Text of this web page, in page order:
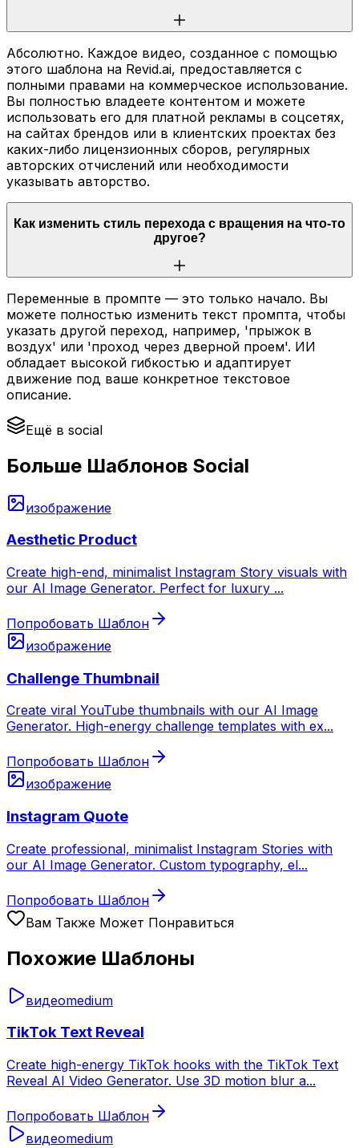
Абсолютно. Каждое видео, созданное с помощью
этого шаблона на Revid.ai, предоставляется с
полными правами на коммерческое использование.
Вы полностью владеете контентом и можете
использовать его для платной рекламы в соцсетях,
на сайтах брендов или в клиентских проектах без
каких-либо лицензионных сборов, регулярных
авторских отчислений или необходимости
указывать авторство.
Как изменить стиль перехода с вращения на что-то
другое?
Переменные в промпте — это только начало. Вы
можете полностью изменить текст промпта, чтобы
указать другой переход, например, 'прыжок в
воздух' или 'проход через дверной проем'. ИИ
обладает высокой гибкостью и адаптирует
движение под ваше конкретное текстовое
описание.
Ещё в social
Больше Шаблонов Social
изображение
Aesthetic Product
Create high-end, minimalist Instagram Story visuals with
our AI Image Generator. Perfect for luxury ...
Попробовать Шаблон
изображение
Challenge Thumbnail
Create viral YouTube thumbnails with our AI Image
Generator. High-energy challenge templates with ex...
Попробовать Шаблон
изображение
Instagram Quote
Create professional, minimalist Instagram Stories with
our AI Image Generator. Custom typography, el...
Попробовать Шаблон
Вам Также Может Понравиться
Похожие Шаблоны
видеоmedium
TikTok Text Reveal
Create high-energy TikTok hooks with the TikTok Text
Reveal AI Video Generator. Use 3D motion blur a...
Попробовать Шаблон
видеоmedium